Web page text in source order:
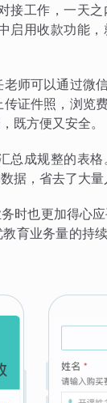
接工作，一天
启用收款功能
师可以通过微
证件照，浏览
既方便又安全。
总成规整的表
据，省去了大量
时也更加得心
育业务量的持